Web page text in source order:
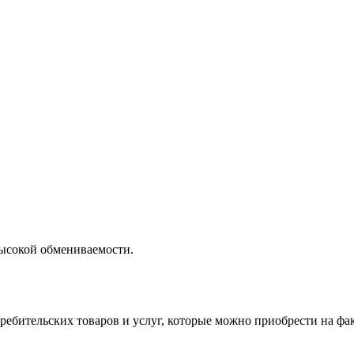
обмениваемости.
товаров и услуг, которые можно приобрести на